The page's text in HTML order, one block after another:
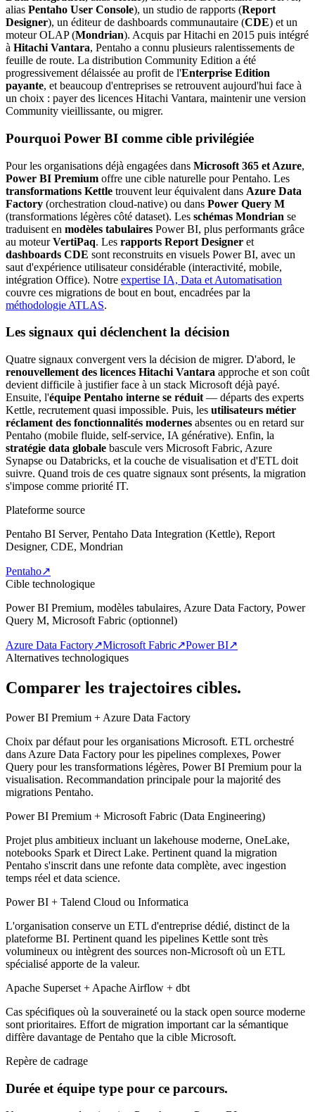
alias Pentaho User Console), un studio de rapports (Report
Designer), un éditeur de dashboards communautaire (CDE) et un
moteur OLAP (Mondrian). Acquis par Hitachi en 2015 puis intégré
à Hitachi Vantara, Pentaho a connu plusieurs ralentissements de
feuille de route. La distribution Community Edition a été
progressivement délaissée au profit de l'Enterprise Edition
payante, et beaucoup d'entreprises se retrouvent aujourd'hui face à
un choix : payer des licences Hitachi Vantara, maintenir une version
Community vieillissante, ou migrer.
Pourquoi Power BI comme cible privilégiée
Pour les organisations déjà engagées dans Microsoft 365 et Azure,
Power BI Premium offre une cible naturelle pour Pentaho. Les
transformations Kettle trouvent leur équivalent dans Azure Data
Factory (orchestration cloud-native) ou dans Power Query M
(transformations légères côté dataset). Les schémas Mondrian se
traduisent en modèles tabulaires Power BI, plus performants grâce
au moteurVertiPaq. Les rapports Report Designer et
dashboards CDE sont reconstruits en visuels Power BI, avec un
saut d'expérience utilisateur considérable (interactivité, mobile,
intégration Office). Notre expertise IA, Data et Automatisation
couvre ces migrations de bout en bout, encadrées par la
méthodologie ATLAS.
Les signaux qui déclenchent la décision
Quatre signaux convergent vers la décision de migrer. D'abord, le
renouvellement des licences Hitachi Vantara approche et son coût
devient difficile à justifier face à un stack Microsoft déjà payé.
Ensuite, l'équipe Pentaho interne se réduit — départs des experts
Kettle, recrutement quasi impossible. Puis, les utilisateurs métier
réclament des fonctionnalités modernes absentes ou en retard sur
Pentaho (mobile fluide, self-service, IA générative). Enfin, la
stratégie data globale bascule vers Microsoft Fabric, Azure
Synapse ou Databricks, et la couche de visualisation et d'ETL doit
suivre. Quand trois de ces quatre signaux sont présents, la migration
s'impose comme priorité IT.
Plateforme source
Pentaho BI Server, Pentaho Data Integration (Kettle), Report
Designer, CDE, Mondrian
Pentaho↗
Cible technologique
Power BI Premium, modèles tabulaires, Azure Data Factory, Power
Query M, Microsoft Fabric (optionnel)
Azure Data Factory↗Microsoft Fabric↗Power BI↗
Alternatives technologiques
Comparer les trajectoires cibles.
Power BI Premium + Azure Data Factory
Choix par défaut pour les organisations Microsoft. ETL orchestré
dans Azure Data Factory pour les pipelines complexes, Power
Query pour les transformations légères, Power BI Premium pour la
visualisation. Recommandation principale pour la majorité des
migrations Pentaho.
Power BI Premium + Microsoft Fabric (Data Engineering)
Projet plus ambitieux incluant un lakehouse moderne, OneLake,
notebooks Spark et Direct Lake. Pertinent quand la migration
Pentaho s'inscrit dans une refonte data complète, avec ingestion
temps réel et data science.
Power BI + Talend Cloud ou Informatica
L'organisation conserve un ETL d'entreprise dédié, distinct de la
plateforme BI. Pertinent quand les pipelines Kettle sont très
volumineux ou intègrent des sources non-Microsoft où un ETL
spécialisé apporte de la valeur.
Apache Superset + Apache Airflow + dbt
Cas spécifiques où la souveraineté ou la stack open source moderne
sont prioritaires. Effort de migration important car la sémantique
diffère davantage de Pentaho que la cible Microsoft.
Repère de cadrage
Durée et équipe type pour ce parcours.